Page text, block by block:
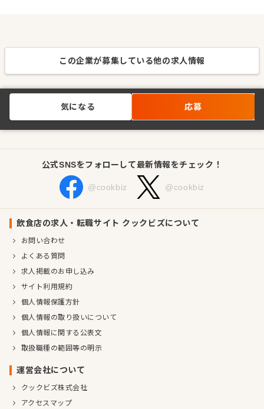
この企業が募集している他の求人情報
気になる 応募
公式SNSをフォローして最新情報をチェック！
@cookbiz @cookbiz
飲食店の求人・転職サイト クックビズについて
お問い合わせ
よくある質問
求人掲載のお申し込み
サイト利用規約
個人情報保護方針
個人情報の取り扱いについて
個人情報に関する公表文
取扱職種の範囲等の明示
運営会社について
クックビズ株式会社
アクセスマップ